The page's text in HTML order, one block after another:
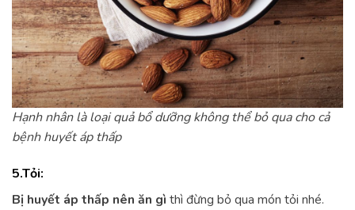
Hạnh nhân là loại quả bổ dưỡng không thể bỏ qua cho cả
bệnh huyết áp thấp
5.Tỏi:
Bị huyết áp thấp nên ăn gì thì đừng bỏ qua món tỏi nhé.